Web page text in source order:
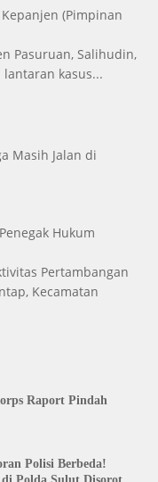
(Pimpinan
Pasuruan, Salihudin,
kasus...
Masih Jalan di
Hukum
Pertambangan
Kecamatan
Raport Pindah
Polisi Berbeda!